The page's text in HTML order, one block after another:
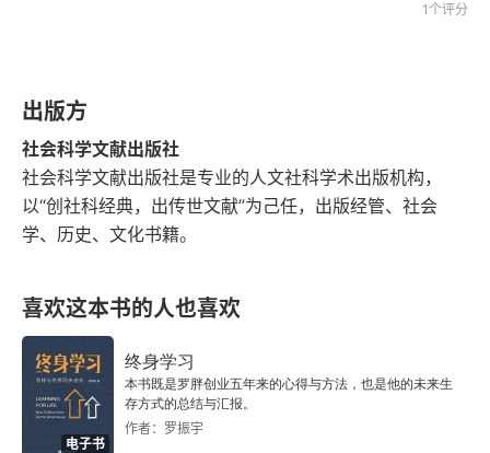
鸡脚神抑或保护者？四川乡村的征兵、共同体与冲突
军事
国防音乐：抗战时期的军事音乐创作
培育抗战儿童：中国性别与童军运动的楷模（1919
～1937）
有所为有所不为：中共军队的制胜之道（1945～
1949）
Contents
1个评分
出版方
社会科学文献出版社
社会科学文献出版社是专业的人文社科学术出版机构，
以“创社科经典，出传世文献”为己任，出版经管、社会
学、历史、文化书籍。
喜欢这本书的人也喜欢
电子书
终身学习
本书既是罗胖创业五年来的心得与方法，也是他的未来生
存方式的总结与汇报。
作者：罗振宇